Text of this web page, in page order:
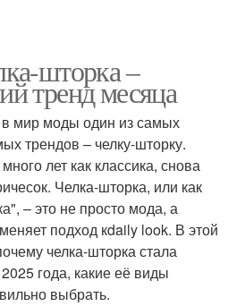
шторка –
тренд месяца
мир моды один из самых
трендов – челку-шторку.
лет как классика, снова
Челка-шторка, или как
– это не просто мода, а
подход кdaily look. В этой
челка-шторка стала
года, какие её виды
выбрать.